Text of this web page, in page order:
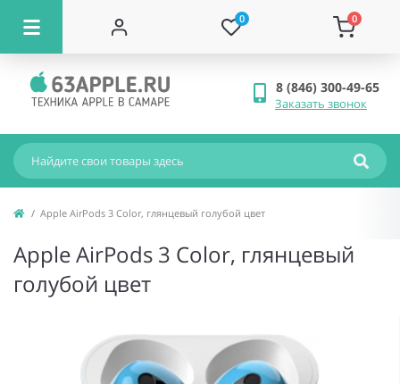
0 0
8 (846) 300-49-65
Заказать звонок
Apple AirPods 3 Color, глянцевый голубой цвет
Apple AirPods 3 Color, глянцевый
голубой цвет